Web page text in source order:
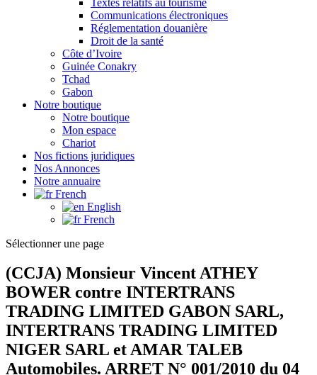
Communications électroniques
Réglementation douanière
Droit de la santé
Côte d’Ivoire
Guinée Conakry
Tchad
Gabon
Notre boutique
Notre boutique
Mon espace
Chariot
Nos fictions juridiques
Nos Annonces
Notre annuaire
French
English
French
Sélectionner une page
(CCJA) Monsieur Vincent ATHEY
BOWER contre INTERTRANS
TRADING LIMITED GABON SARL,
INTERTRANS TRADING LIMITED
NIGER SARL et AMAR TALEB
Automobiles. ARRET N° 001/2010 du 04